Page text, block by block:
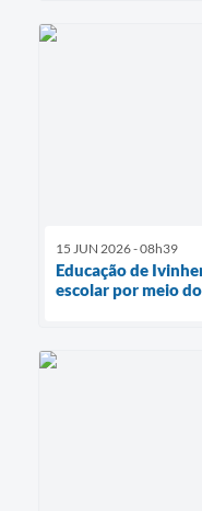
15 JUN 2026 - 08h39
Educação de
escolar por meio